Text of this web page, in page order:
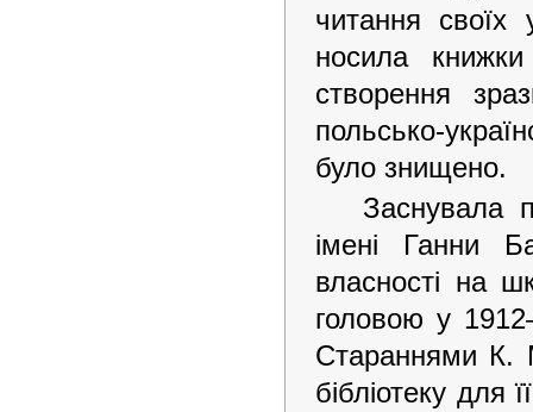
читання своїх
носила
створення
польсько-
було знищено.
Заснувала
імені Ганни
власності на
головою у
Стараннями К.
бібліотеку для